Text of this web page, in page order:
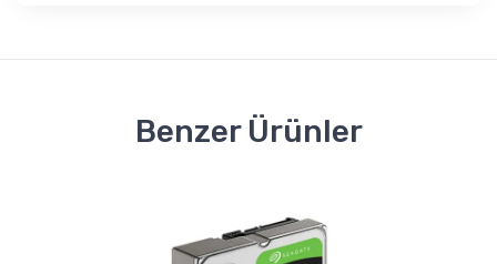
Benzer Ürünler